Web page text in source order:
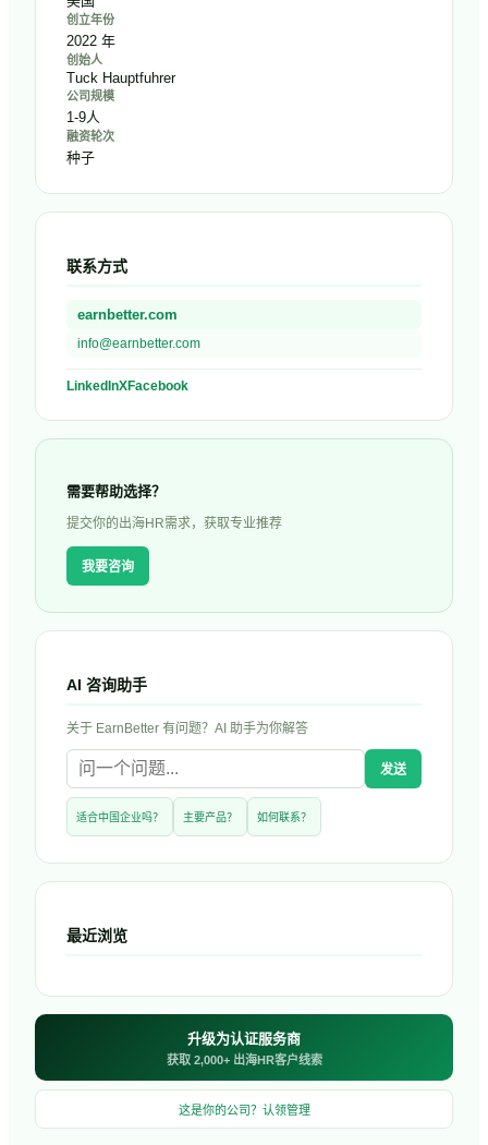
创立年份
2022 年
创始人
Tuck Hauptfuhrer
公司规模
1-9人
融资轮次
种子
联系方式
earnbetter.com
info@earnbetter.com
LinkedInXFacebook
需要帮助选择？
提交你的出海HR需求，获取专业推荐
我要咨询
AI 咨询助手
关于 EarnBetter 有问题？AI 助手为你解答
发送
适合中国企业吗？ 主要产品？ 如何联系？
最近浏览
升级为认证服务商
获取 2,000+ 出海HR客户线索
这是你的公司？认领管理